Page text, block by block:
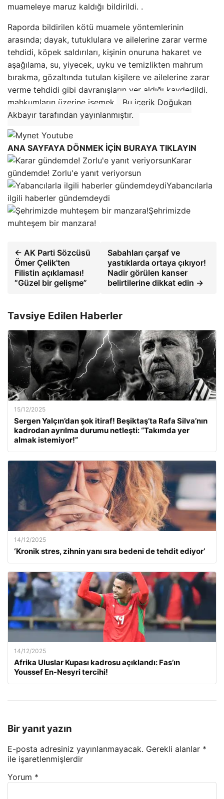
muameleye maruz kaldığı bildirildi. .
Raporda bildirilen kötü muamele yöntemlerinin
arasında; dayak, tutuklulara ve ailelerine zarar verme
tehdidi, köpek saldırıları, kişinin onuruna hakaret ve
aşağılama, su, yiyecek, uyku ve temizlikten mahrum
bırakma, gözaltında tutulan kişilere ve ailelerine zarar
verme tehdidi gibi davranışların yer aldığı kaydedildi.
mahkumların üzerine işemek.
Bu içerik Doğukan
Akbayır tarafından yayınlanmıştır.
ANA SAYFAYA DÖNMEK İÇİN BURAYA TIKLAYIN
Karar
gündemde! Zorlu'e yanıt veriyorsun
Yabancılarla
ilgili haberler gündemdeydi
Şehrimizde
muhteşem bir manzara!
← AK Parti Sözcüsü
Ömer Çelik'ten
Filistin açıklaması!
“Güzel bir gelişme”
Sabahları çarşaf ve
yastıklarda ortaya çıkıyor!
Nadir görülen kanser
belirtilerine dikkat edin →
Tavsiye Edilen Haberler
15/12/2025
Sergen Yalçın’dan şok itiraf! Beşiktaş’ta Rafa Silva’nın
kadrodan ayrılma durumu netleşti: “Takımda yer
almak istemiyor!”
14/12/2025
‘Kronik stres, zihnin yanı sıra bedeni de tehdit ediyor’
14/12/2025
Afrika Uluslar Kupası kadrosu açıklandı: Fas’ın
Youssef En-Nesyri tercihi!
Bir yanıt yazın
E-posta adresiniz yayınlanmayacak. Gerekli alanlar *
ile işaretlenmişlerdir
Yorum *